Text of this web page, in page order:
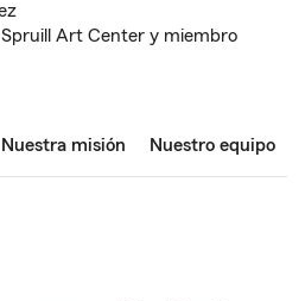
Art Center y miembro
Nuestra misión Nuestro equipo